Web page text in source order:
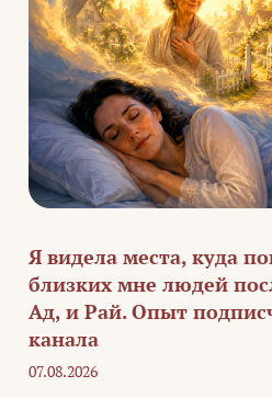
Я видела места, куда
близких мне людей
Ад, и Рай. Опыт
канала
07.08.2026